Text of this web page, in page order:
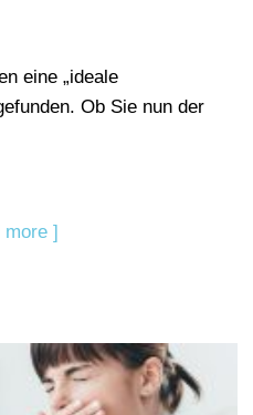
eine „ideale
Ob Sie nun der
more ]